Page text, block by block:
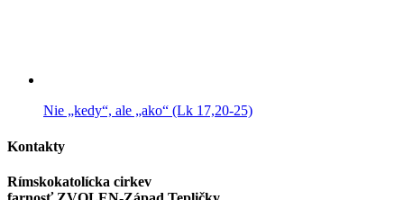
Nie „kedy“, ale „ako“ (Lk 17,20-25)
Kontakty
Rímskokatolícka cirkev